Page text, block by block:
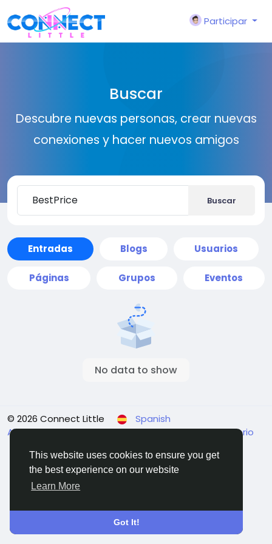
This website uses cookies to ensure you get
the best experience on our website
Learn More
Got It!
Participar
Buscar
Descubre nuevas personas, crear nuevas
conexiones y hacer nuevos amigos
Buscar
Entradas Blogs Usuarios
Páginas Grupos Eventos
No data to show
© 2026 Connect Little
Spanish
About Términos Privacidad Contact Us Directorio